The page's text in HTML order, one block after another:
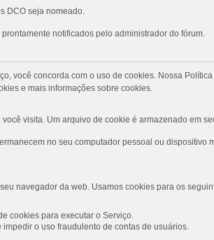
DCO seja nomeado.
notificados pelo administrador do fórum.
você concorda com o uso de cookies. Nossa
e mais informações sobre cookies.
visita. Um arquivo de cookie é armazenado em
no seu computador pessoal ou
navegador da web. Usamos cookies para os
cookies para executar o Serviço.
o uso fraudulento de contas de usuários.